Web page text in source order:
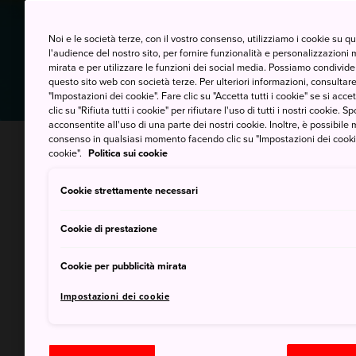
Vai a
Noi e le società terze, con il vostro consenso, utilizziamo i cookie su
l'audience del nostro sito, per fornire funzionalità e personalizzazioni
mirata e per utilizzare le funzioni dei social media. Possiamo
questo sito web con società terze. Per ulteriori informazioni,
"Impostazioni dei cookie". Fare clic su "Accetta tutti i cookie" se si
clic su "Rifiuta tutti i cookie" per rifiutare l'uso di tutti i nostri cookie.
acconsentite all'uso di una parte dei nostri cookie. Inoltre, è possibile
consenso in qualsiasi momento facendo clic su "Impostazioni dei
cookie". Politica sui cookie
Cookie strettamente necessari
Cookie di prestazione
Cookie per pubblicità mirata
Impostazioni dei cookie